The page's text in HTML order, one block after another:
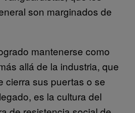
son marginados de
mantenerse como
allá de la industria, que
cierra sus puertas o se
es la cultura del